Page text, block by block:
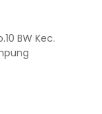
BW Kec.